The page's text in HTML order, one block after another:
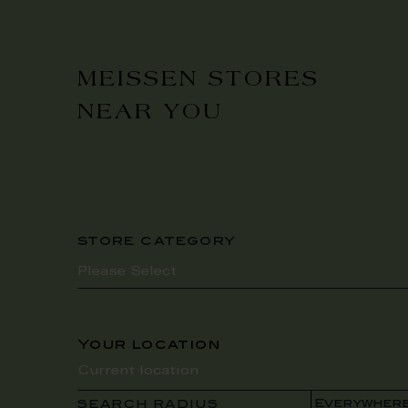
MEISSEN STORES
NEAR YOU
store category
Your location
SEARCH RADIUS